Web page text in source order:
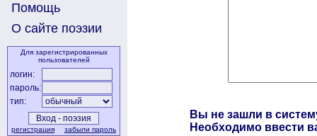
Помощь
О сайте поэзии
Для зарегистрированных
пользователей
логин:
пароль:
тип:
регистрация забыли пароль
Вы не зашли в
Необходимо ввести